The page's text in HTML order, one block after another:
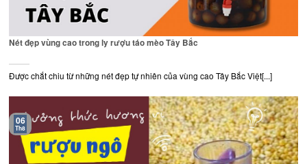
Nét đẹp vùng cao trong ly rượu táo mèo Tây Bắc
Được chắt chiu từ những nét đẹp tự nhiên của vùng cao Tây Bắc Việt[...]
06
Th8